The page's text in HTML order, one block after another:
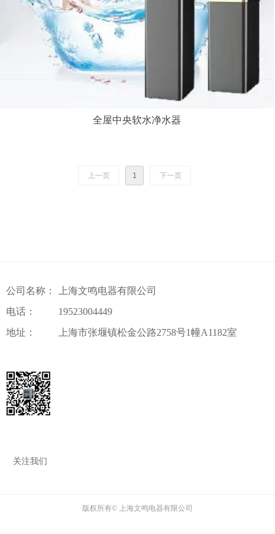
全屋中央软水净水器
上一页 1 下一页
版权所有© 上海文鸣电器有限公司
关注我们
公司名称：
上海文鸣电器有限公司
电话：
19523004449
地址：
上海市张堰镇松金公路2758号1幢A1182室